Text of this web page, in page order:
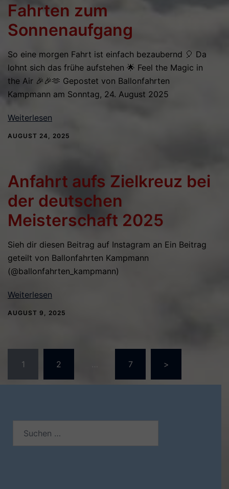
Fahrten zum
Sonnenaufgang
So eine morgen Fahrt ist einfach bezaubernd 🎈 Da
lohnt sich das frühe aufstehen 🌟 Feel the Magic in
the Air 🎉🎉🫶 Gepostet von Ballonfahrten
Kampmann am Sonntag, 24. August 2025
Weiterlesen
AUGUST 24, 2025
Anfahrt aufs Zielkreuz bei
der deutschen
Meisterschaft 2025
Sieh dir diesen Beitrag auf Instagram an Ein Beitrag
geteilt von Ballonfahrten Kampmann
(@ballonfahrten_kampmann)
Weiterlesen
AUGUST 9, 2025
der
Beiträge
1 2 7 >